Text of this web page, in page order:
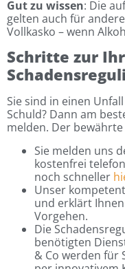
Gut zu wissen: Die
gelten auch für
Vollkasko – wenn
Schritte zur
Sie sind in einen
Schuld? Dann am
melden. Der
Sie melden uns
kostenfrei
noch schneller
Unser
und erklärt
Vorgehen.
Die
benötigten
& Co werden für